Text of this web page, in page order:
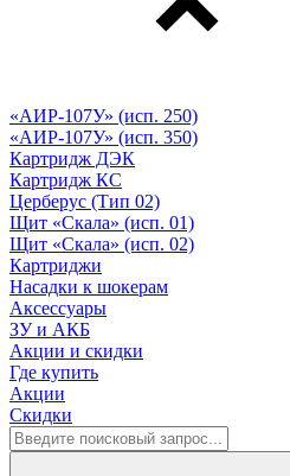
«АИР-107У» (исп. 250)
«АИР-107У» (исп. 350)
Картридж ДЭК
Картридж КС
Церберус (Тип 02)
Щит «Скала» (исп. 01)
Щит «Скала» (исп. 02)
Картриджи
Насадки к шокерам
Аксессуары
ЗУ и АКБ
Акции и скидки
Где купить
Акции
Скидки